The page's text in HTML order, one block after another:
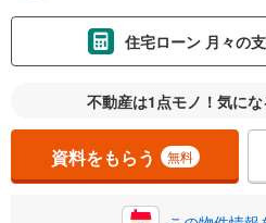
住宅ローン 月々の
金利
不動産は1点モノ！気に
資料をもらう 無料